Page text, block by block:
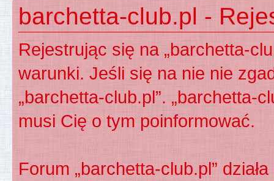
barchetta-club.pl -
Rejestrując się na „barchetta-
warunki. Jeśli się na nie nie
„barchetta-club.pl”. „barchetta-
musi Cię o tym poinformować.
Forum „barchetta-club.pl”